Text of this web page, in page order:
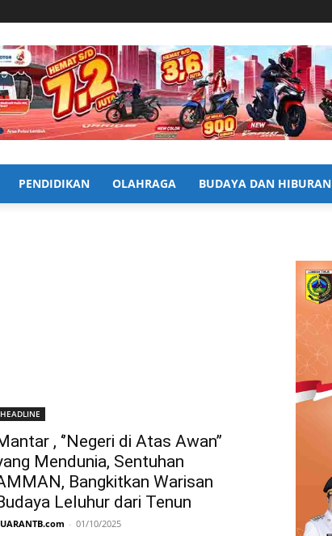
PENDIDIKAN OLAHRAGA BUDAYA DAN HIBURAN
HEADLINE
, ‘’Negeri di Atas Awan’’
Mendunia, Sentuhan
Bangkitkan Warisan
Leluhur dari Tenun
- 01/10/2025